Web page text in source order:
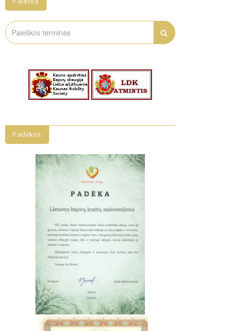
Search
for:
Padėkos